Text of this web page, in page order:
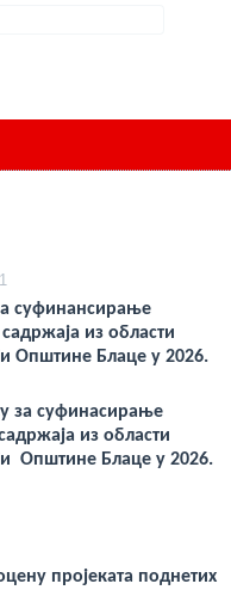
суфинансирање
из области
Општине Блаце у 2026.
за суфинасирање
из области
Општине Блаце у 2026.
пројеката поднетих